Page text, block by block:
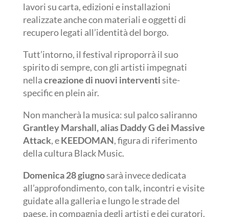
lavori su carta, edizioni e installazioni
realizzate anche con materiali e oggetti di
recupero legati all’identità del borgo.
Tutt’intorno, il festival riproporrà il suo
spirito di sempre, con gli artisti impegnati
nellacreazione di nuovi interventisite-
specific en plein air.
Non mancherà la musica: sul palco saliranno
Grantley Marshall, alias Daddy G dei Massive
Attack, eKEEDOMAN, figura di riferimento
della cultura Black Music.
Domenica 28 giugnosarà invece dedicata
all’approfondimento, con talk, incontri e visite
guidate alla galleria e lungo le strade del
paese, in compagnia degli artisti e dei curatori.